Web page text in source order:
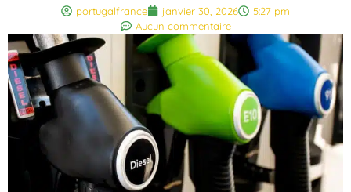
portugalfrance janvier 30, 2026
5:27 pm
Aucun commentaire